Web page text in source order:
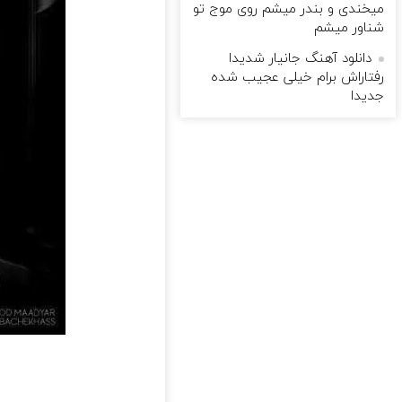
میخندی و بندر میشم روی موج تو
شناور میشم
دانلود آهنگ جانیار شدیدا
رفتاراش برام خیلی عجیب شده
جدیدا